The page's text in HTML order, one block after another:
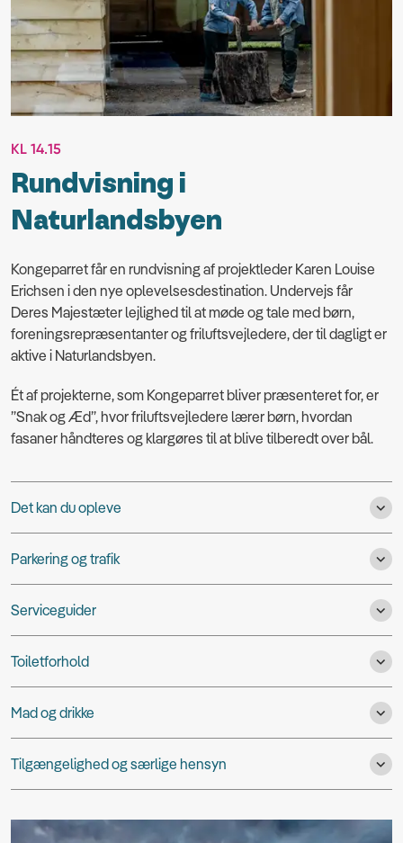
KL 14.15
Rundvisning i
Naturlandsbyen
Kongeparret får en rundvisning af projektleder Karen Louise
Erichsen i den nye oplevelsesdestination. Undervejs får
Deres Majestæter lejlighed til at møde og tale med børn,
foreningsrepræsentanter og friluftsvejledere, der til dagligt er
aktive i Naturlandsbyen.
Ét af projekterne, som Kongeparret bliver præsenteret for, er
”Snak og Æd”, hvor friluftsvejledere lærer børn, hvordan
fasaner håndteres og klargøres til at blive tilberedt over bål.
Det kan du opleve
Parkering og trafik
Serviceguider
Toiletforhold
Mad og drikke
Tilgængelighed og særlige hensyn